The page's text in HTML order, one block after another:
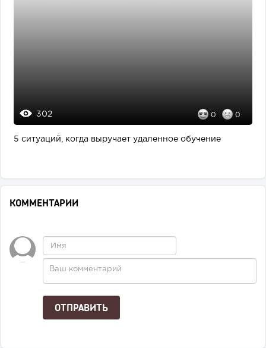
302 0 0
5 ситуаций, когда выручает удаленное обучение
КОММЕНТАРИИ